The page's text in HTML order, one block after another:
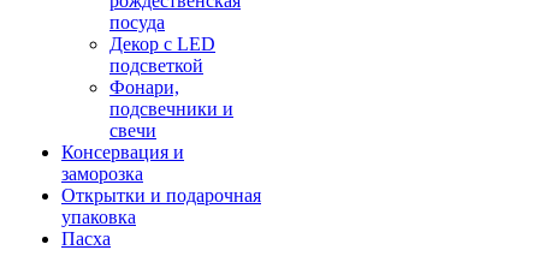
посуда
Декор с LED
подсветкой
Фонари,
подсвечники и
свечи
Консервация и
заморозка
Открытки и подарочная
упаковка
Пасха